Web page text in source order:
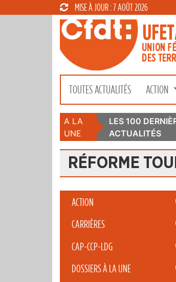
MISE À JOUR : 7 AOÛT 2026
TOUTES ACTUALITÉS ACTION
A LA
UNE
LES 100
ACTUALITÉS
RÉFORME
ACTION
CARRIÈRES
CAP-CCP-LDG
DOSSIERS À LA UNE